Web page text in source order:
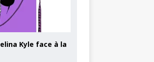
Kyle face à la